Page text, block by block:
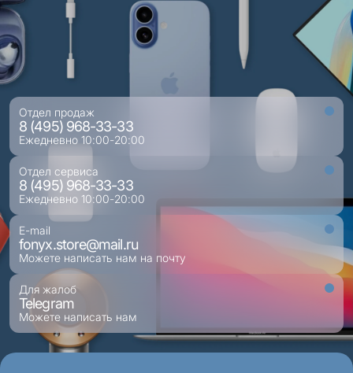
Отдел продаж
8 (495) 968-33-33
Ежедневно 10:00-20:00
Отдел сервиса
8 (495) 968-33-33
Ежедневно 10:00-20:00
E-mail
fonyx.store@mail.ru
Можете написать нам на почту
Для жалоб
Telegram
Можете написать нам